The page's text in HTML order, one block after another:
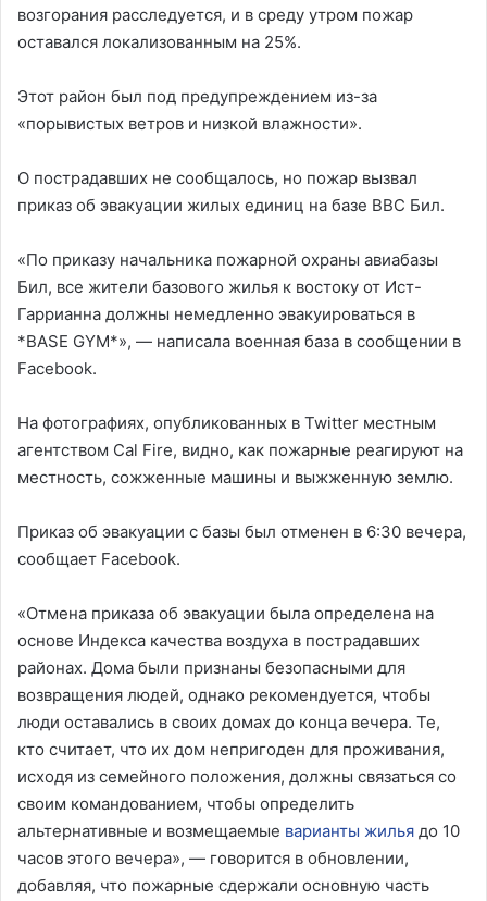
возгорания расследуется, и в среду утром пожар
оставался локализованным на 25%.
Этот район был под предупреждением из-за
«порывистых ветров и низкой влажности».
О пострадавших не сообщалось, но пожар вызвал
приказ об эвакуации жилых единиц на базе ВВС Бил.
«По приказу начальника пожарной охраны авиабазы
Бил, все жители базового жилья к востоку от Ист-
Гаррианна должны немедленно эвакуироваться в
*BASE GYM*», — написала военная база в сообщении в
Facebook.
На фотографиях, опубликованных в Twitter местным
агентством Cal Fire, видно, как пожарные реагируют на
местность, сожженные машины и выжженную землю.
Приказ об эвакуации с базы был отменен в 6:30 вечера,
сообщает Facebook.
«Отмена приказа об эвакуации была определена на
основе Индекса качества воздуха в пострадавших
районах. Дома были признаны безопасными для
возвращения людей, однако рекомендуется, чтобы
люди оставались в своих домах до конца вечера. Те,
кто считает, что их дом непригоден для проживания,
исходя из семейного положения, должны связаться со
своим командованием, чтобы определить
альтернативные и возмещаемые варианты жилья до 10
часов этого вечера», — говорится в обновлении,
добавляя, что пожарные сдержали основную часть